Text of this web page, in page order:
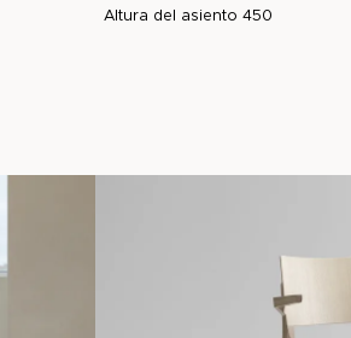
Altura del asiento 450